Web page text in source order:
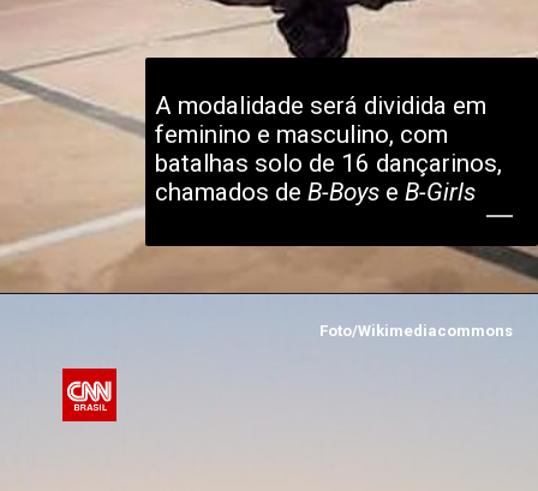
A modalidade será dividida em
feminino e masculino, com
batalhas solo de 16 dançarinos,
chamados de B-Boys e B-Girls
Foto/Wikimediacommons